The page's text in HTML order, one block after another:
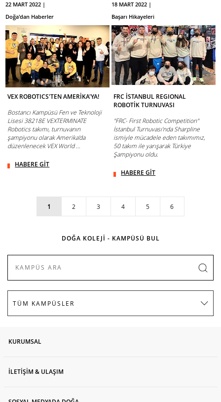
22 MART 2022 |
Doğa'dan Haberler
VEX ROBOTICS'TEN AMERİKA'YA!
Bostancı Kampüsü Fen ve Teknoloji
Lisesi 38218E VEXTERMINATE
Robotics takımı, turnuvanın
şampiyonu olarak Amerika’da
düzenlenecek VEX World ...
HABERE GİT
18 MART 2022 |
Başarı Hikayeleri
FRC İSTANBUL REGIONAL
ROBOTİK TURNUVASI
"FRC- First Robotic Competition"
İstanbul Turnuvası’nda Sharpline
ismiyle mücadele eden takımımız,
50 takım ile yarışarak Türkiye
Şampiyonu oldu.
HABERE GİT
1 2 3 4 5 6
DOĞA KOLEJİ - KAMPÜSÜ BUL
KURUMSAL
İLETİŞİM & ULAŞIM